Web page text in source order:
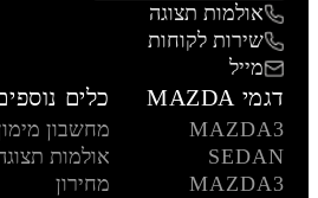
אולמות תצוגה
שירות לקוחות
מייל
דגמי MAZDA
MAZDA3
SEDAN
MAZDA3
כלים נוספים
מחשבון מימון
אולמות תצוגה
מחירון